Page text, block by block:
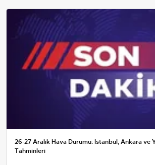
26-27 Aralık Hava Durumu: İstanbul, Ankara ve
Tahminleri